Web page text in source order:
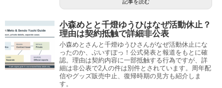
記事を読む
小森めとと千燈ゆうひはなぜ活動休止？
理由は契約抵触で詳細非公表
小森めとさんと千燈ゆうひさんがなぜ活動休止にな
ったのか、ぶいすぽっ！公式発表と報道をもとに確
認。理由は契約内容に一部抵触する行為ですが、詳
細は非公表で2人の件は別件とされています。周年配
信やグッズ販売中止、復帰時期の見方も紹介しま
す。